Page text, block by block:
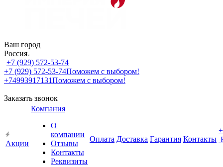
Ваш город
Россия
+7 (929) 572-53-74
+7 (929) 572-53-74Поможем с выбором!
+74993917131Поможем с выбором!
Заказать звонок
Акции
Компания
О
компании
Отзывы
Контакты
Реквизиты
Оплата Доставка Гарантия Контакты
+